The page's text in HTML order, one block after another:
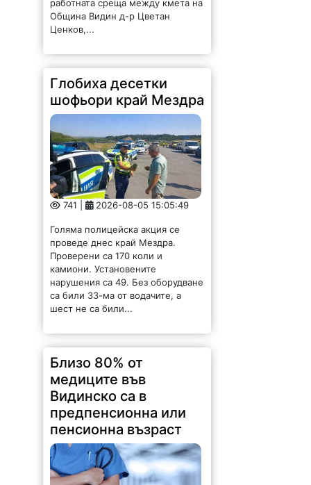
работната среща между кмета на
Община Видин д-р Цветан
Ценков,...
Глобиха десетки
шофьори край Мездра
741 | 2026-08-05 15:05:49
Голяма полицейска акция се
проведе днес край Мездра.
Проверени са 170 коли и
камиони. Установените
нарушения са 49. Без оборудване
са били 33-ма от водачите, а
шест не са били...
Близо 80% от
медиците във
Видинско са в
предпенсионна или
пенсионна възраст